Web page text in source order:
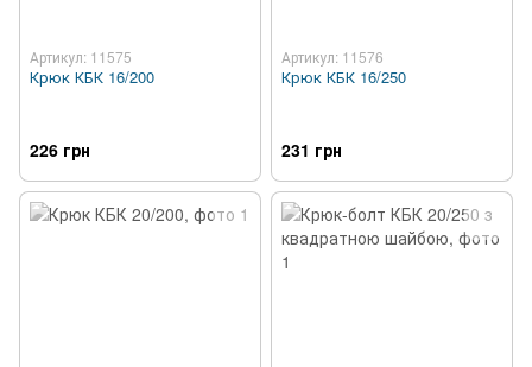
Артикул: 11575
Крюк КБК 16/200
226 грн
Артикул: 11576
Крюк КБК 16/250
231 грн